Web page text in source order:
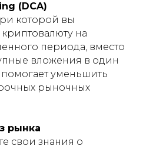
(DCA)
которой вы
на
периода, вместо
вложения в один
уменьшить
рыночных
рынка
свои знания о